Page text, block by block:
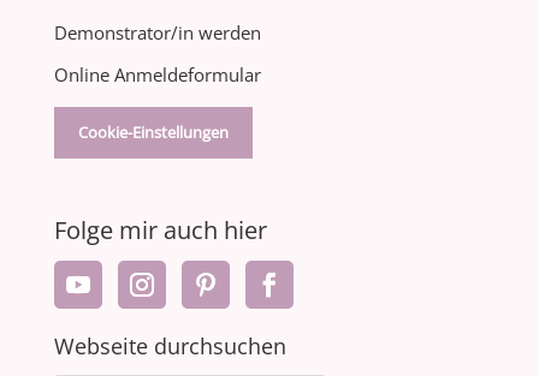
Demonstrator/in werden
Online Anmeldeformular
Cookie-Einstellungen
Folge mir auch hier
Webseite durchsuchen